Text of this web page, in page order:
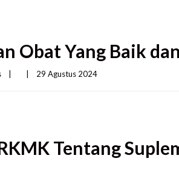
Obat Yang Baik
29 Agustus 2024
Tentang